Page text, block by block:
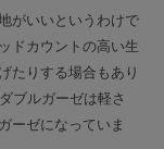
がいいというわけで
ドカウントの高い生
たりする場合もあり
ブルガーゼは軽さ
ーゼになっていま